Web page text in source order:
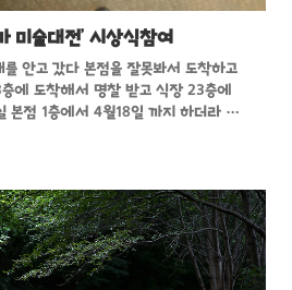
미술대전’ 시상식참여
안고 갔다 본점을 잘못봐서 도착하고
에 도착해서 명찰 받고 식장 23층에
본점 1층에서 4월18일 까지 하더라 맨